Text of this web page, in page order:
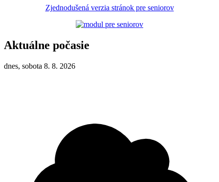
Zjednodušená verzia stránok pre seniorov
Aktuálne počasie
dnes, sobota 8. 8. 2026